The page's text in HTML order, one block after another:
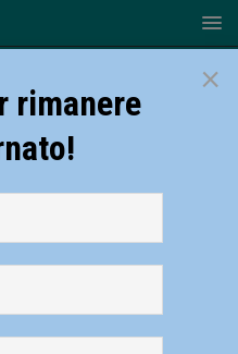
×
rimanere